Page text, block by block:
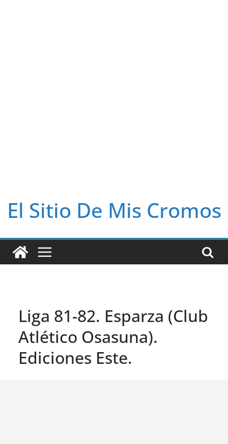
El Sitio De Mis Cromos
Liga 81-82. Esparza (Club
Atlético Osasuna).
Ediciones Este.